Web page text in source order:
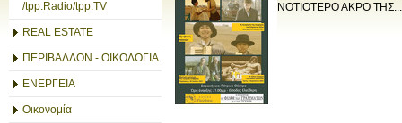
/tpp.Radio/tpp.TV
REAL ESTATE
ΠΕΡΙΒΑΛΛΟΝ - ΟΙΚΟΛΟΓΙΑ
ΕΝΕΡΓΕΙΑ
Οικονομία
ΝΟΤΙΟΤΕΡΟ ΑΚΡΟ ΤΗΣ...